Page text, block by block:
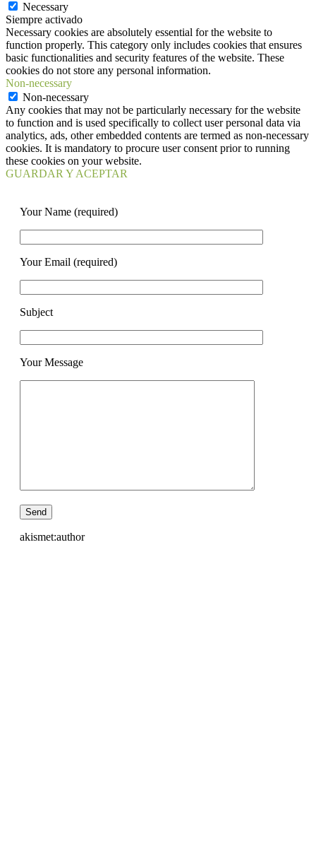
Necessary
Siempre activado
Necessary cookies are absolutely essential for the website to
function properly. This category only includes cookies that ensures
basic functionalities and security features of the website. These
cookies do not store any personal information.
Non-necessary
Non-necessary
Any cookies that may not be particularly necessary for the website
to function and is used specifically to collect user personal data via
analytics, ads, other embedded contents are termed as non-necessary
cookies. It is mandatory to procure user consent prior to running
these cookies on your website.
GUARDAR Y ACEPTAR
Your Name (required)
Your Email (required)
Subject
Your Message
akismet:author